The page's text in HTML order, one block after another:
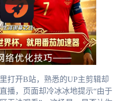
打开B站，熟悉的UP主剪辑却
播，页面却冷冰冰地提示“由于